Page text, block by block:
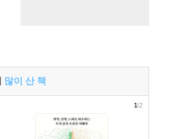
많이 산 책
1/2